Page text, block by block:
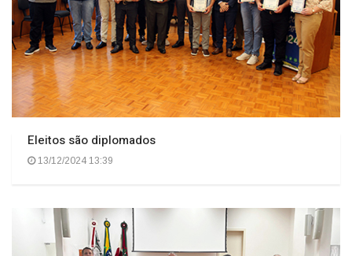
Eleitos são diplomados
13/12/2024 13:39